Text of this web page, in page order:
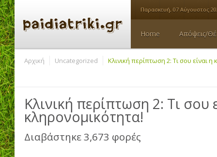
Παρασκευή, 07 Αύγουστος
Home Απόψεις/
Αρχική Uncategorized Κλινική περίπτωση 2: Τι σου είναι η
Κλινική περίπτωση 2: Τι σου
κληρονομικότητα!
Διαβάστηκε 3,673 φορές